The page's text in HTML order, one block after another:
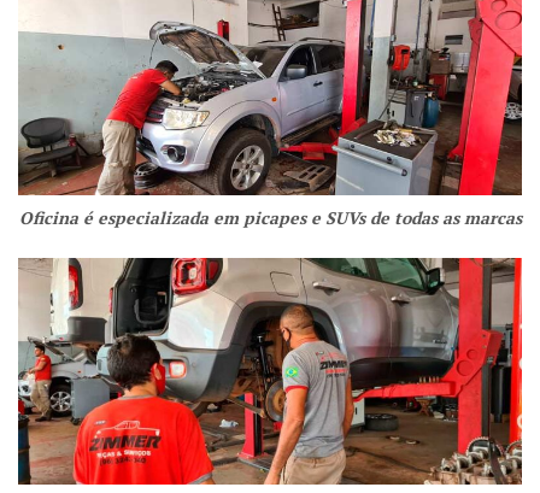
Oficina é especializada em picapes e SUVs de todas as marcas